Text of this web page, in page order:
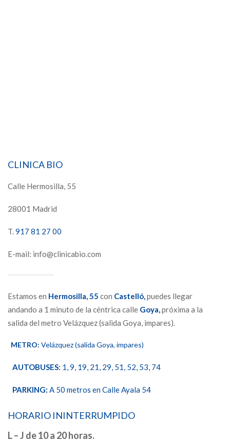
CLINICA BIO
Calle Hermosilla, 55
28001 Madrid
T.917 81 27 00
E-mail: info@clinicabio.com
Estamos en Hermosilla,55 con Castelló,puedes llegar
andando a 1 minuto de la céntrica calle Goya,próxima a la
salida del metro Velázquez (salida Goya, impares).
METRO: Velázquez (salida Goya, impares)
AUTOBUSES: 1, 9, 19, 21, 29, 51, 52, 53, 74
PARKING: A 50 metros en Calle Ayala 54
HORARIO ININTERRUMPIDO
L – J de 10 a 20 horas.